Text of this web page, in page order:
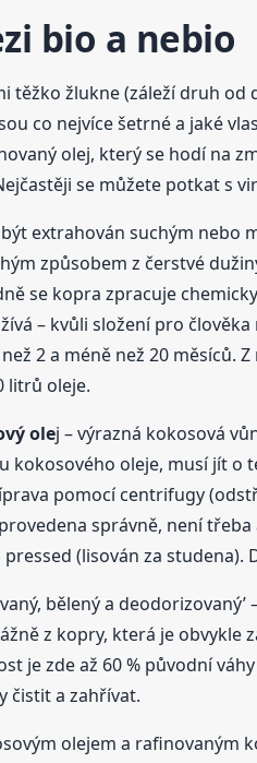
bio a nebio
těžko žlukne (záleží druh
co nejvíce šetrné a jaké
olej, který se hodí na
se můžete potkat s
extrahován suchým nebo
způsobem z čerstvé
se kopra zpracuje
– kvůli složení pro
2 a méně než 20 měsíců.
litrů oleje.
olej – výrazná kokosová
kokosového oleje, musí jít o
pomocí centrifugy
správně, není
(lisován za studena).
bělený a
z kopry, která je obvykle
je zde až 60 % původní
čistit a zahřívat.
olejem a rafinovaným